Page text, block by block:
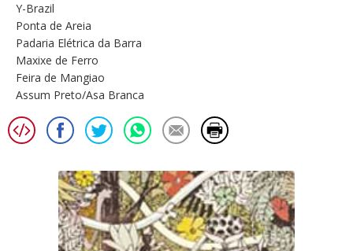
Y-Brazil
Ponta de Areia
Padaria Elétrica da Barra
Maxixe de Ferro
Feira de Mangiao
Assum Preto/Asa Branca